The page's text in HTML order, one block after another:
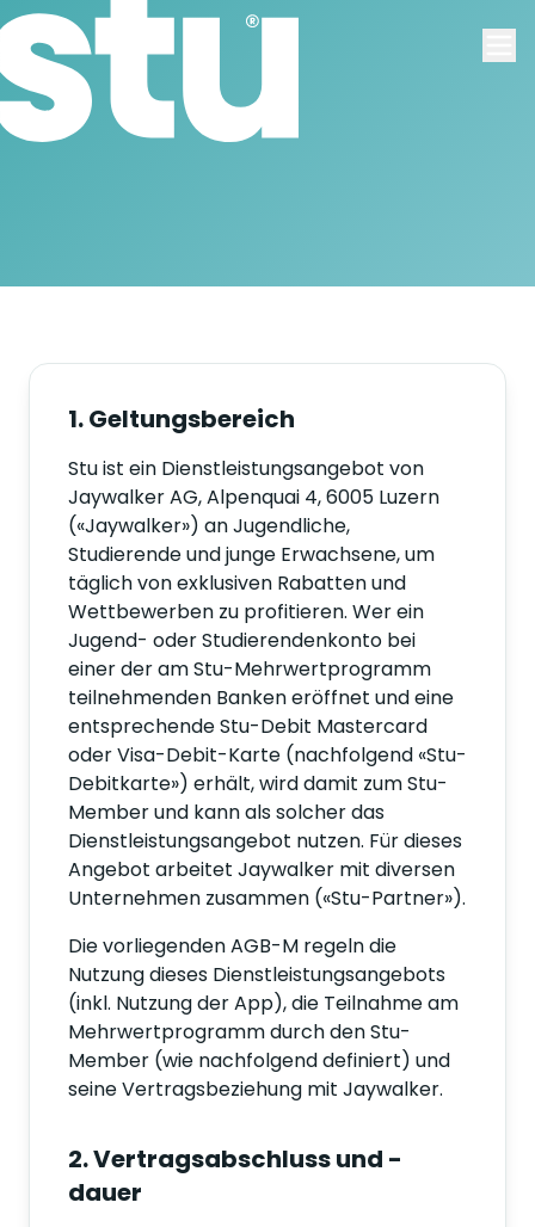
1. Geltungsbereich
Stu ist ein Dienstleistungsangebot von
Jaywalker AG, Alpenquai 4, 6005 Luzern
(«Jaywalker») an Jugendliche,
Studierende und junge Erwachsene, um
täglich von exklusiven Rabatten und
Wettbewerben zu profitieren. Wer ein
Jugend- oder Studierendenkonto bei
einer der am Stu-Mehrwertprogramm
teilnehmenden Banken eröffnet und eine
entsprechende Stu-Debit Mastercard
oder Visa-Debit-Karte (nachfolgend «Stu-
Debitkarte») erhält, wird damit zum Stu-
Member und kann als solcher das
Dienstleistungsangebot nutzen. Für dieses
Angebot arbeitet Jaywalker mit diversen
Unternehmen zusammen («Stu-Partner»).
Die vorliegenden AGB-M regeln die
Nutzung dieses Dienstleistungsangebots
(inkl. Nutzung der App), die Teilnahme am
Mehrwertprogramm durch den Stu-
Member (wie nachfolgend definiert) und
seine Vertragsbeziehung mit Jaywalker.
2. Vertragsabschluss und -
dauer